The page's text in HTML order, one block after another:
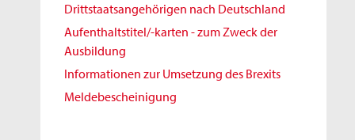
Drittstaatsangehörigen nach Deutschland
Aufenthaltstitel/-karten - zum Zweck der
Ausbildung
Informationen zur Umsetzung des Brexits
Meldebescheinigung